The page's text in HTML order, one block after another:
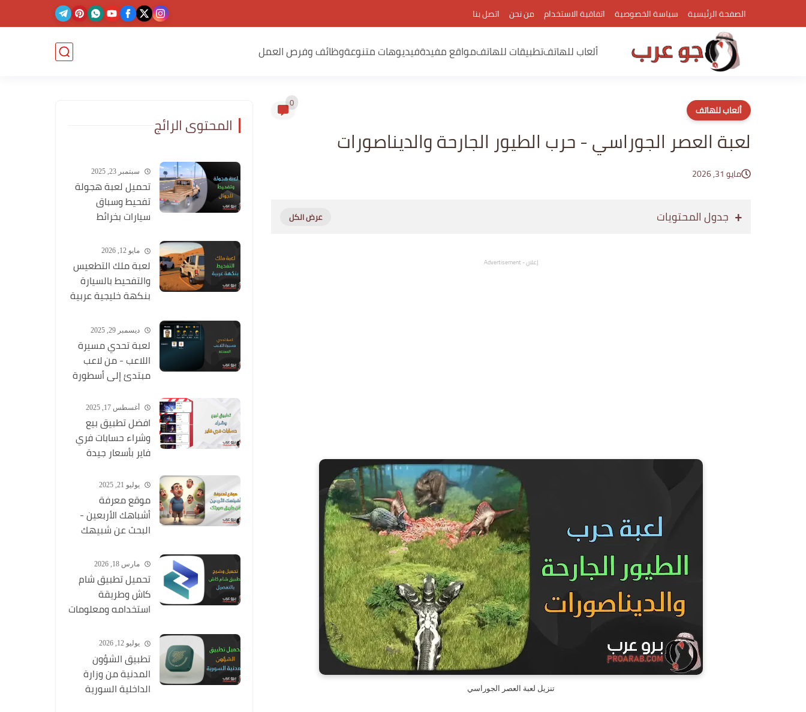
الصفحة الرئيسية سياسة الخصوصية اتفاقية الاستخدام من نحن اتصل بنا
ألعاب للهاتفتطبيقات للهاتفمواقع مفيدةفيديوهات متنوعةوظائف وفرص العمل
ألعاب للهاتف 0
لعبة العصر الجوراسي - حرب الطيور الجارحة والديناصورات
مايو 31, 2026
جدول المحتويات
إعلان - Advertisement
تنزيل لعبة العصر الجوراسي
المحتوى الرائج
سبتمبر 23, 2025
تحميل لعبة هجولة
تفحيط وسباق
سيارات بخرائط
مايو 12, 2026
لعبة ملك التطعيس
والتفحيط بالسيارة
بنكهة خليجية عربية
ديسمبر 29, 2025
لعبة تحدي مسيرة
اللاعب - من لاعب
مبتدئ إلى أسطورة
أغسطس 17, 2025
افضل تطبيق بيع
وشراء حسابات فري
فاير بأسعار جيدة
يوليو 21, 2025
موقع معرفة
أشباهك الأربعين -
البحث عن شبيهك
مارس 18, 2026
تحميل تطبيق شام
كاش وطريقة
استخدامه ومعلومات
يوليو 12, 2026
تطبيق الشؤون
المدنية من وزارة
الداخلية السورية